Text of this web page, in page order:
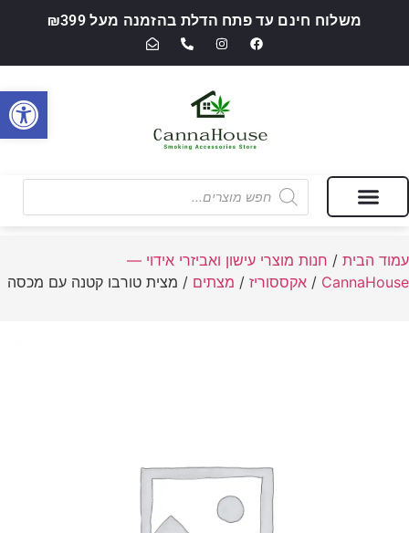
משלוח חינם עד פתח הדלת בהזמנה מעל ₪399
עמוד הבית / חנות מוצרי עישון ואביזרי אידוי —
CannaHouse
/ אקססוריז / מצתים / מצית טורבו קטנה עם מכסה
פתח